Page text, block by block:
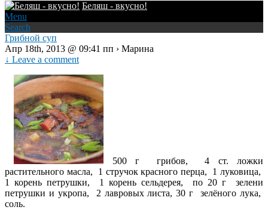
Беляш - вкусно!
Menu
Search
Грибной суп
Апр 18th, 2013 @ 09:41 пп › Марина
↓ Leave a comment
500 г грибов, 4 ст. ложки
растительного масла, 1 стручок красного перца, 1 луковица,
1 корень петрушки, 1 корень сельдерея, по 20 г зелени
петрушки и укропа, 2 лавровых листа, 30 г зелёного лука,
соль.